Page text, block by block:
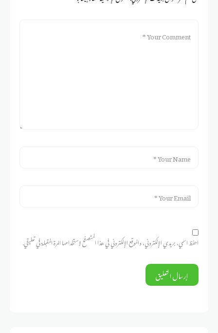
احفظ اسمي، بريدي الإلكتروني، والموقع الإلكتروني في هذا المتصفح لاستخدامها المرة المقبلة في تعليقي.